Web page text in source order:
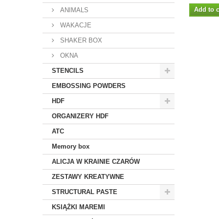
ANIMALS
WAKACJE
SHAKER BOX
OKNA
STENCILS
EMBOSSING POWDERS
HDF
ORGANIZERY HDF
ATC
Memory box
ALICJA W KRAINIE CZARÓW
ZESTAWY KREATYWNE
STRUCTURAL PASTE
KSIĄŻKI MAREMI
Add to